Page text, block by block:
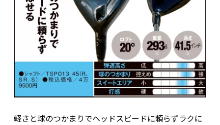
軽さと球のつかまりでヘッドスピードに頼らずラクに